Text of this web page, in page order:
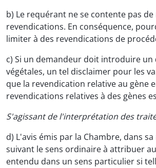
b) Le requérant ne se contente pas
revendications. En conséquence,
limiter à des revendications de
c) Si un demandeur doit introduire
végétales, un tel disclaimer pour les
que la revendication relative au gène
revendications relatives à des gènes
S'agissant de l'interprétation des
d) L'avis émis par la Chambre, dans
suivant le sens ordinaire à attribuer
entendu dans un sens particulier si